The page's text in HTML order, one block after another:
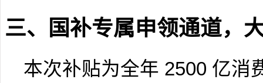
三、国补专属申领通道，
本次补贴为全年 2500 亿消